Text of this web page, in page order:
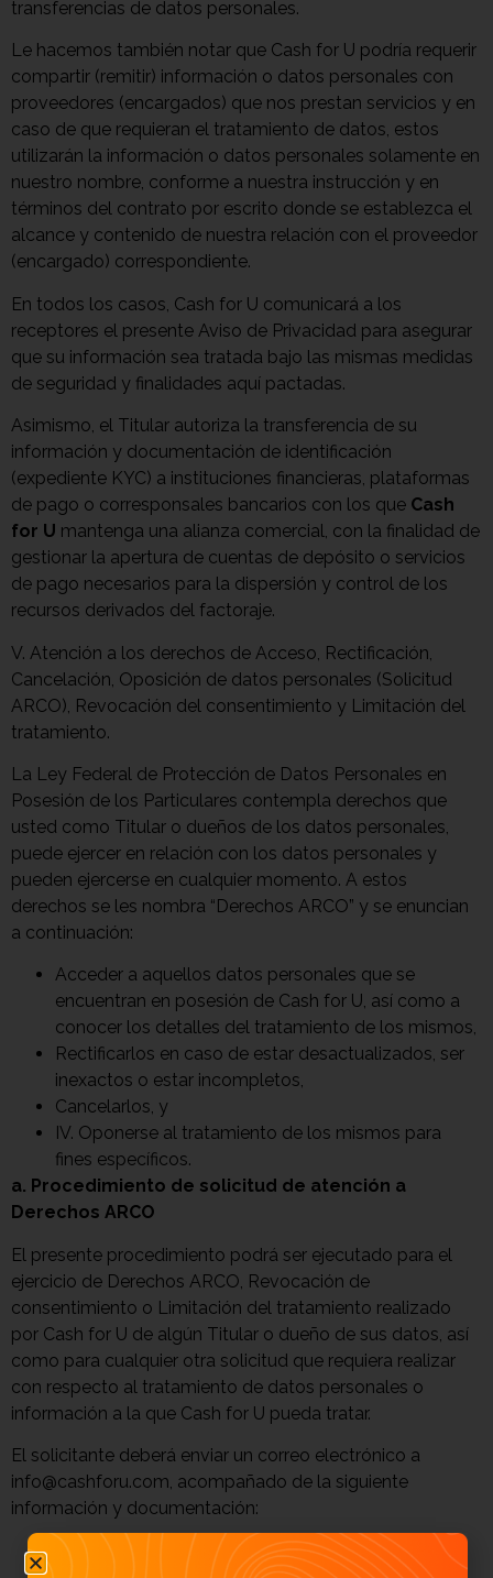
transferencias de datos personales.
Le hacemos también notar que Cash for U podría requerir
compartir (remitir) información o datos personales con
proveedores (encargados) que nos prestan servicios y en
caso de que requieran el tratamiento de datos, estos
utilizarán la información o datos personales solamente en
nuestro nombre, conforme a nuestra instrucción y en
términos del contrato por escrito donde se establezca el
alcance y contenido de nuestra relación con el proveedor
(encargado) correspondiente.
En todos los casos, Cash for U comunicará a los
receptores el presente Aviso de Privacidad para asegurar
que su información sea tratada bajo las mismas medidas
de seguridad y finalidades aquí pactadas.
Asimismo, el Titular autoriza la transferencia de su
información y documentación de identificación
(expediente KYC) a instituciones financieras, plataformas
de pago o corresponsales bancarios con los que Cash
for U mantenga una alianza comercial, con la finalidad de
gestionar la apertura de cuentas de depósito o servicios
de pago necesarios para la dispersión y control de los
recursos derivados del factoraje.
V. Atención a los derechos de Acceso, Rectificación,
Cancelación, Oposición de datos personales (Solicitud
ARCO), Revocación del consentimiento y Limitación del
tratamiento.
La Ley Federal de Protección de Datos Personales en
Posesión de los Particulares contempla derechos que
usted como Titular o dueños de los datos personales,
puede ejercer en relación con los datos personales y
pueden ejercerse en cualquier momento. A estos
derechos se les nombra “Derechos ARCO” y se enuncian
a continuación:
Acceder a aquellos datos personales que se
encuentran en posesión de Cash for U, así como a
conocer los detalles del tratamiento de los mismos,
Rectificarlos en caso de estar desactualizados, ser
inexactos o estar incompletos,
Cancelarlos, y
IV. Oponerse al tratamiento de los mismos para
fines específicos.
a. Procedimiento de solicitud de atención a
Derechos ARCO
El presente procedimiento podrá ser ejecutado para el
ejercicio de Derechos ARCO, Revocación de
consentimiento o Limitación del tratamiento realizado
por Cash for U de algún Titular o dueño de sus datos, así
como para cualquier otra solicitud que requiera realizar
con respecto al tratamiento de datos personales o
información a la que Cash for U pueda tratar.
El solicitante deberá enviar un correo electrónico a
info@cashforu.com, acompañado de la siguiente
información y documentación:
Nombre completo del Titular.